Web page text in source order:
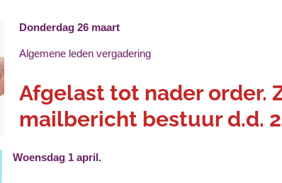
Donderdag 26 maart
Algemene leden vergadering
Afgelast tot nader order.
mailbericht bestuur d.d.
Woensdag 1 april.